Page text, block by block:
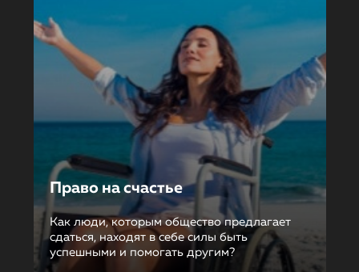
Право на счастье
Как люди, которым общество предлагает
сдаться, находят в себе силы быть
успешными и помогать другим?